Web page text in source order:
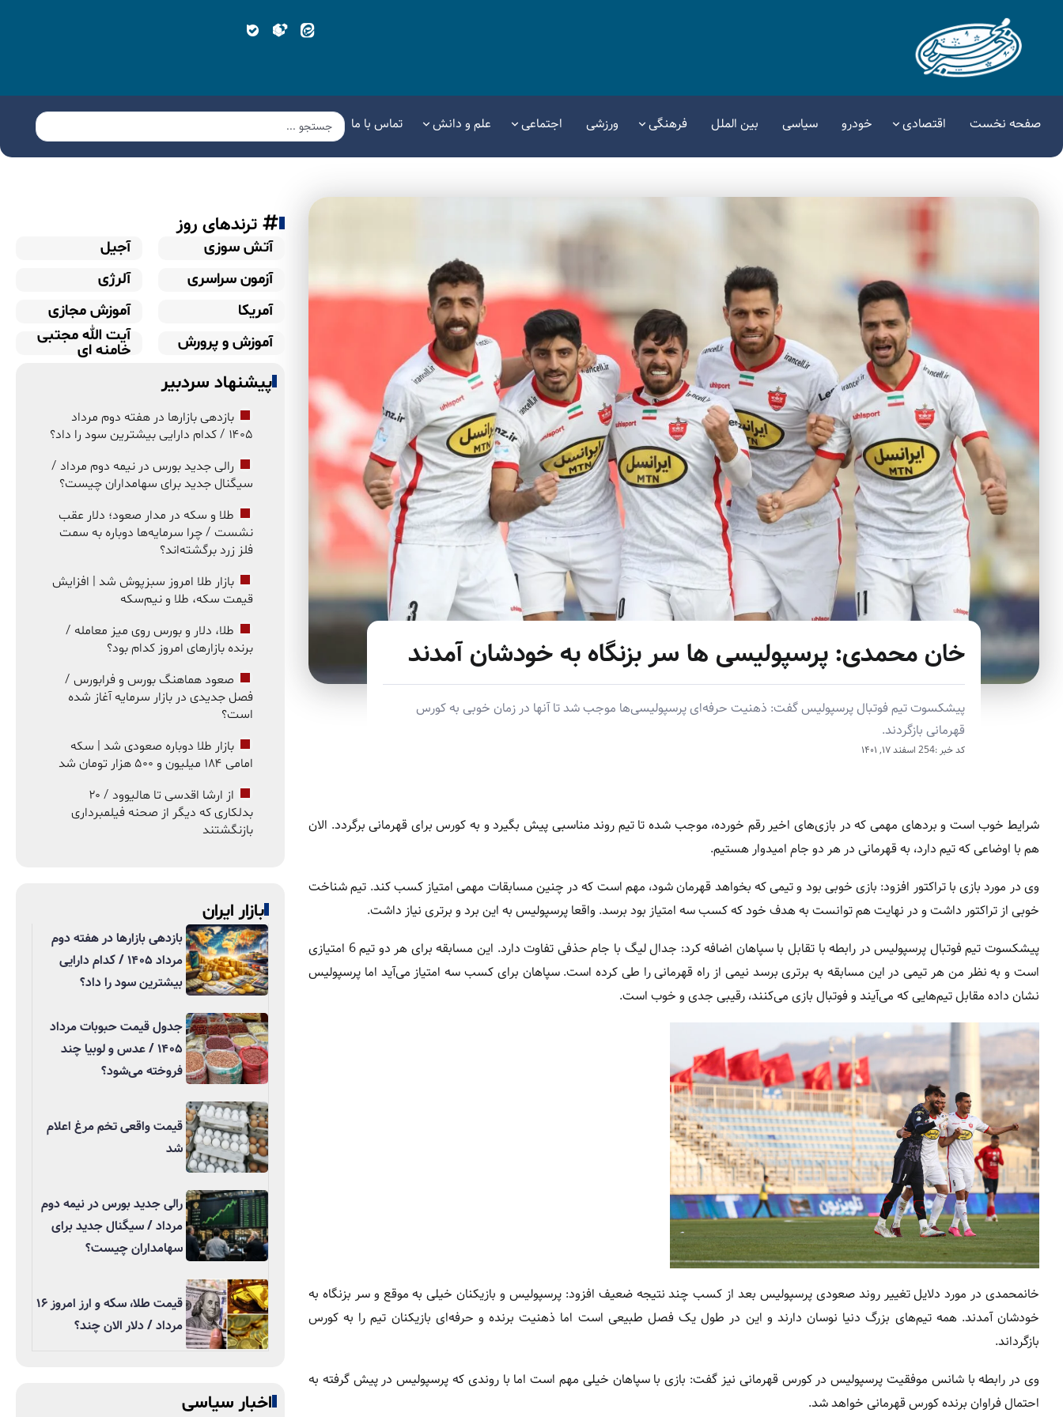
صفحه نخست اقتصادی خودرو سیاسی بین الملل فرهنگی ورزشی اجتماعی علم و دانش تماس با ما
خان‌ محمدی: پرسپولیسی‌ ها سر بزنگاه به خودشان آمدند
پیشکسوت تیم فوتبال پرسپولیس گفت:‌ ذهنیت حرفه‌ای پرسپولیسی‌ها موجب شد تا آنها در زمان خوبی به کورس
قهرمانی بازگردند.
کد خبر :254 اسفند ۱۷, ۱۴۰۱
شرایط خوب است و بردهای مهمی که در بازی‌های اخیر رقم خورده، موجب شده تا تیم روند مناسبی پیش بگیرد و به کورس برای قهرمانی برگردد. الان
هم با اوضاعی که تیم دارد، به قهرمانی در هر دو جام امیدوار هستیم.
وی در مورد بازی با تراکتور افزود: بازی خوبی بود و تیمی که بخواهد قهرمان شود، مهم است که در چنین مسابقات مهمی امتیاز کسب کند. تیم شناخت
خوبی از تراکتور داشت و در نهایت هم توانست به هدف خود که کسب سه امتیاز بود برسد. واقعا پرسپولیس به این برد و برتری نیاز داشت.
پیشکسوت تیم فوتبال پرسپولیس در رابطه با تقابل با سپاهان اضافه کرد: جدال لیگ با جام حذفی تفاوت دارد. این مسابقه برای هر دو تیم 6 امتیازی
است و به نظر من هر تیمی در این مسابقه به برتری برسد نیمی از راه قهرمانی را طی کرده است. سپاهان برای کسب سه امتیاز می‌آید اما پرسپولیس
نشان داده مقابل تیم‌هایی که می‌آیند و فوتبال بازی می‌کنند، رقیبی جدی و خوب است.
خانمحمدی در مورد دلایل تغییر روند صعودی پرسپولیس بعد از کسب چند نتیجه ضعیف افزود: پرسپولیس و بازیکنان خیلی به موقع و سر بزنگاه به
خودشان آمدند. همه تیم‌های بزرگ دنیا نوسان دارند و این در طول یک فصل طبیعی است اما ذهنیت برنده و حرفه‌ای بازیکنان تیم را به کورس
بازگرداند.
وی در رابطه با شانس موفقیت پرسپولیس در کورس قهرمانی نیز گفت: بازی با سپاهان خیلی مهم است اما با روندی که پرسپولیس در پیش گرفته به
احتمال فراوان برنده کورس قهرمانی خواهد شد.
ترندهای روز
آتش سوزی
آجیل
آزمون سراسری
آلرژی
آمریکا
آموزش مجازی
آموزش و پرورش
آیت الله مجتبی
خامنه ای
پیشنهاد سردبیر
بازدهی بازارها در هفته دوم مرداد
۱۴۰۵ / کدام دارایی بیشترین سود را داد؟
رالی جدید بورس در نیمه دوم مرداد /
سیگنال جدید برای سهامداران چیست؟
طلا و سکه در مدار صعود؛ دلار عقب
نشست / چرا سرمایه‌ها دوباره به سمت
فلز زرد برگشته‌اند؟
بازار طلا امروز سبزپوش شد | افزایش
قیمت سکه، طلا و نیم‌سکه
طلا، دلار و بورس روی میز معامله /
برنده بازارهای امروز کدام بود؟
صعود هماهنگ بورس و فرابورس /
فصل جدیدی در بازار سرمایه آغاز شده
است؟
بازار طلا دوباره صعودی شد | سکه
امامی ۱۸۴ میلیون و ۵۰۰ هزار تومان شد
از ارشا اقدسی تا هالیوود / ۲۰
بدلکاری که دیگر از صحنه فیلمبرداری
بازنگشتند
بازار ایران
بازدهی بازارها در هفته دوم
مرداد ۱۴۰۵ / کدام دارایی
بیشترین سود را داد؟
جدول قیمت حبوبات مرداد
۱۴۰۵ / عدس و لوبیا چند
فروخته می‌شود؟
قیمت واقعی تخم مرغ اعلام
شد
رالی جدید بورس در نیمه دوم
مرداد / سیگنال جدید برای
سهامداران چیست؟
قیمت طلا، سکه و ارز امروز ۱۶
مرداد / دلار الان چند؟
اخبار سیاسی